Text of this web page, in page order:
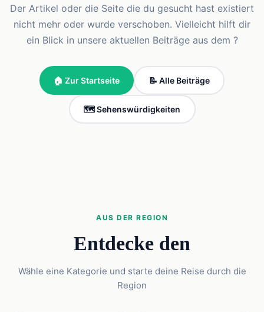
Der Artikel oder die Seite die du gesucht hast existiert
nicht mehr oder wurde verschoben. Vielleicht hilft dir
ein Blick in unsere aktuellen Beiträge aus dem ?
🏠 Zur Startseite 📝 Alle Beiträge
🗺️ Sehenswürdigkeiten
AUS DER REGION
Entdecke den
Wähle eine Kategorie und starte deine Reise durch die
Region